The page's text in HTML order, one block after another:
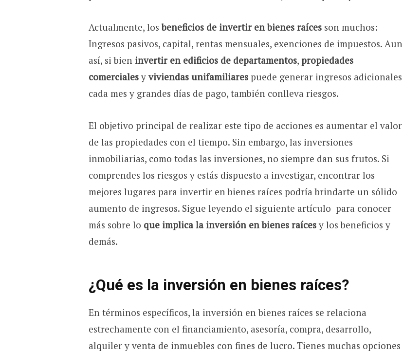
Actualmente, losbeneficios de invertir en bienes raícesson muchos:
Ingresos pasivos, capital, rentas mensuales, exenciones de impuestos. Aun
así, si bien invertir en edificios de departamentos, propiedades
comercialesyviviendas unifamiliarespuede generar ingresos adicionales
cada mes y grandes días de pago, también conlleva riesgos.
El objetivo principal de realizar este tipo de acciones es aumentar el valor
de las propiedades con el tiempo. Sin embargo, las inversiones
inmobiliarias, como todas las inversiones, no siempre dan sus frutos. Si
comprendes los riesgos y estás dispuesto a investigar, encontrar los
mejores lugares para invertir en bienes raíces podría brindarte un sólido
aumento de ingresos. Sigue leyendo el siguiente artículo para conocer
más sobre lo que implica la inversión en bienes raícesy los beneficios y
demás.
¿Qué es la inversión en bienes raíces?
En términos específicos, la inversión en bienes raíces se relaciona
estrechamente con el financiamiento, asesoría, compra, desarrollo,
alquiler y venta de inmuebles con fines de lucro. Tienes muchas opciones